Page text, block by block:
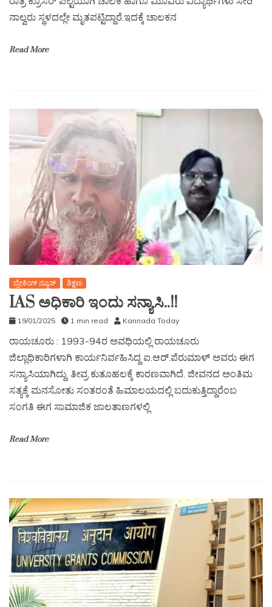
ನಾಲ್ವರು ಸ್ಥಳದಲ್ಲೇ ಮೃತಪಟ್ಟಿದ್ದಾರೆ.ಇದಕ್ಕೆ ಚಾಲಕನ
Read More
ಬ್ರೇಕಿಂಗ್ ನ್ಯೂಸ್ ಶಿಕ್ಷಣ
IAS ಅಧಿಕಾರಿ ಇಂದು ಸನ್ಯಾಸಿ..!!
19/01/2025 1 min read Kannada Today
ರಾಯಚೂರು : 1993-94ರ ಅವಧಿಯಲ್ಲಿ ರಾಯಚೂರು
ಜಿಲ್ಲಾಧಿಕಾರಿಗಳಾಗಿ ಕಾರ್ಯನಿರ್ವಹಿಸಿದ್ದ ಐ.ಆರ್.ಪೆರುಮಾಳ್ ಅವರು ಈಗ
ಸನ್ಯಾಸಿಯಾಗಿದ್ದು, ತೀವ್ರ ಕುತೂಹಲಕ್ಕೆ ಕಾರಣವಾಗಿದೆ. ಜೀವನದ ಅಂತಿಮ
ಸತ್ಯಕ್ಕೆ ಮನಸೋತು ಸಂತರಂತೆ ಹಿಮಾಲಯದಲ್ಲಿ ಬದುಕುತ್ತಿದ್ದಾರೆಂಬ
ಸಂಗತಿ ಈಗ ಸಾಮಾಜಿಕ ಜಾಲತಾಣಗಳಲ್ಲಿ
Read More